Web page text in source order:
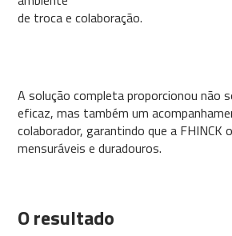
de troca e colaboração.
A solução completa proporcionou não
eficaz, mas também um
colaborador, garantindo que a
mensuráveis e duradouros.
O resultado